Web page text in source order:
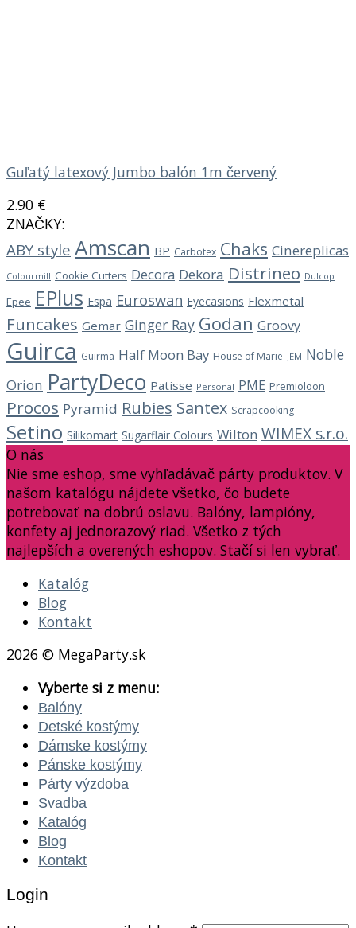
Guľatý latexový Jumbo balón 1m červený
2.90 €
ZNAČKY:
ABY style Amscan BP Carbotex Chaks Cinereplicas
Colourmill Cookie Cutters Decora Dekora Distrineo Dulcop
Epee EPlus Espa Euroswan Eyecasions Flexmetal
Funcakes Gemar Ginger Ray Godan Groovy
Guirca Guirma Half Moon Bay House of Marie JEM Noble
Orion PartyDeco Patisse Personal PME Premioloon
Procos Pyramid Rubies Santex Scrapcooking
Setino Silikomart Sugarflair Colours Wilton WIMEX s.r.o.
O nás
Nie sme eshop, sme vyhľadávač párty produktov. V
našom katalógu nájdete všetko, čo budete
potrebovať na dobrú oslavu. Balóny, lampióny,
konfety aj jednorazový riad. Všetko z tých
najlepších a overených eshopov. Stačí si len vybrať.
Katalóg
Blog
Kontakt
2026 © MegaParty.sk
Vyberte si z menu:
Balóny
Detské kostýmy
Dámske kostýmy
Pánske kostýmy
Párty výzdoba
Svadba
Katalóg
Blog
Kontakt
Login